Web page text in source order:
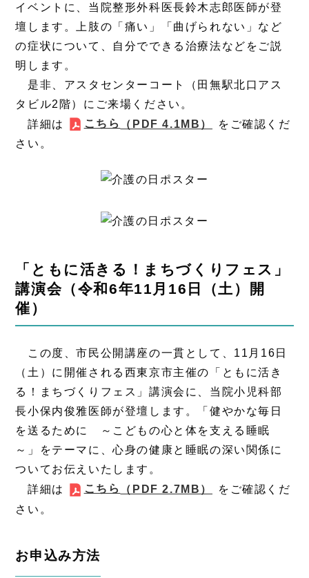
イベントに、当院整形外科医長鈴木志郎医師が登
壇します。上肢の「痛い」「曲げられない」など
の症状について、自分でできる治療法などをご説
明します。
是非、アスタセンターコート（田無駅北口アス
タビル2階）にご来場ください。
詳細は
こちら （PDF 4.1MB）
をご確認くだ
さい。
「ともに活きる！まちづくりフェス」
講演会（令和6年11月16日（土）開
催）
この度、市民公開講座の一貫として、11月16日
（土）に開催される西東京市主催の「ともに活き
る！まちづくりフェス」講演会に、当院小児科部
長小保内俊雅医師が登壇します。「健やかな毎日
を送るために ～こどもの心と体を支える睡眠
～」をテーマに、心身の健康と睡眠の深い関係に
ついてお伝えいたします。
詳細は
こちら （PDF 2.7MB）
をご確認くだ
さい。
お申込み方法